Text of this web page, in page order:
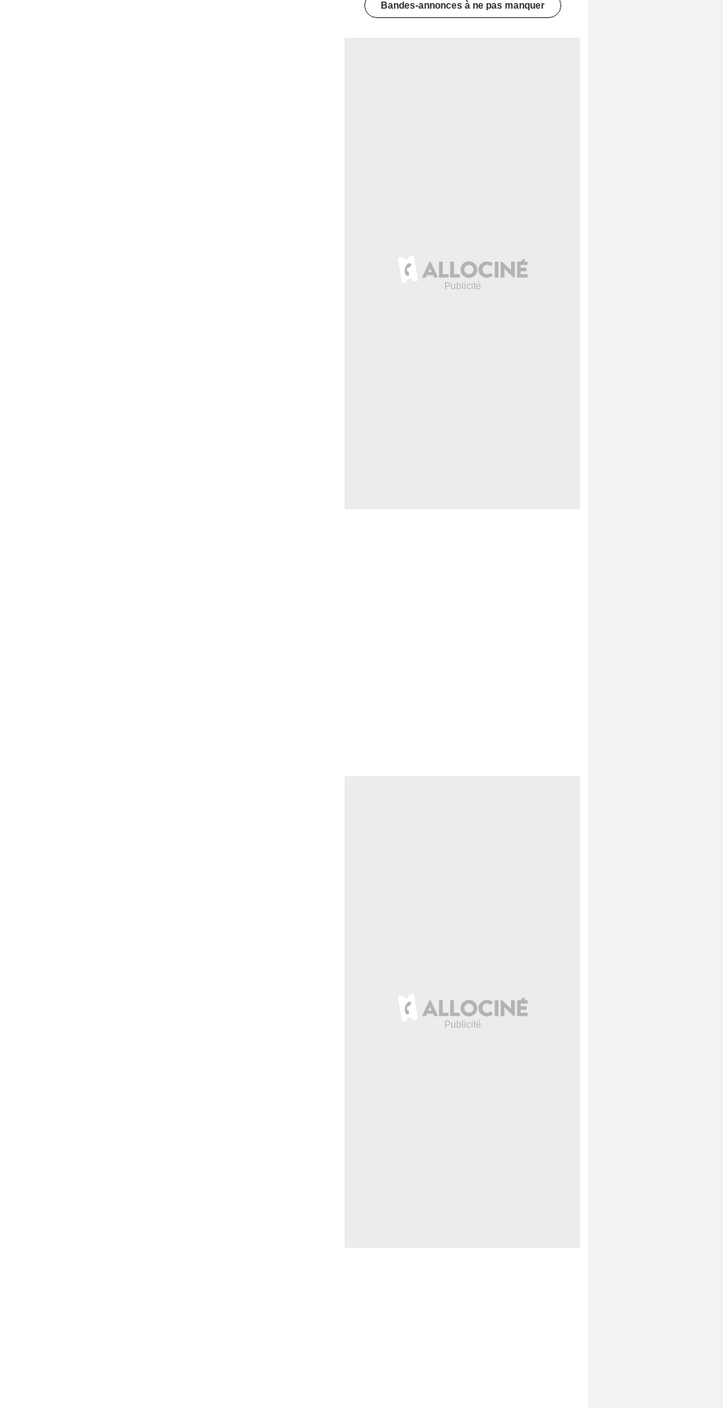
Bandes-annonces à ne pas manquer